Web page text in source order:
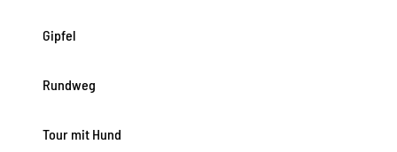
Gipfel
Rundweg
Tour mit Hund